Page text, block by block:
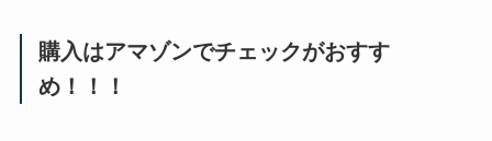
購入はアマゾンでチェックがおすす
め！！！